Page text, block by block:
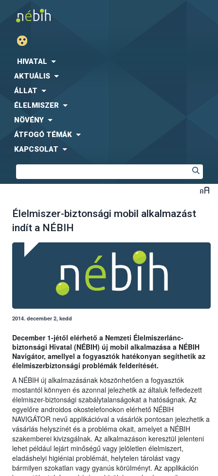
HIVATAL
AKTUÁLIS
ÁLLAT
ÉLELMISZER
NÖVÉNY
ÁTFOGÓ TÉMÁK
KAPCSOLAT
Élelmiszer-biztonsági mobil alkalmazást
indít a NÉBIH
2014. december 2, kedd
December 1-jétől elérhető a Nemzeti Élelmiszerlánc-
biztonsági Hivatal (NÉBIH) új mobil alkalmazása a NÉBIH
Navigátor, amellyel a fogyasztók hatékonyan segíthetik az
élelmiszerbiztonsági problémák felderítését.
A NÉBIH új alkalmazásának köszönhetően a fogyasztók
mostantól könnyen és azonnal jelezhetik az általuk felfedezett
élelmiszer-biztonsági szabálytalanságokat a hatóságnak. Az
egyelőre androidos okostelefonokon elérhető NÉBIH
NAVIGÁTOR nevű applikációval a vásárlók pontosan jelezhetik a
vásárlás helyszínét és a probléma okait, amelyet a NÉBIH
szakemberei kivizsgálnak. Az alkalmazáson keresztül jelenteni
lehet például lejárt minőségű vagy jelöletlen élelmiszert,
eladáshelyi higiéniai problémát, helytelen tárolást vagy
bármilyen szokatlan vagy gyanús körülményt. Az applikáción